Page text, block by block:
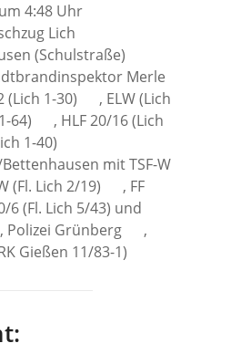
4:48 Uhr
Lich
(Schulstraße)
Merle
(Lich 1-30)
, ELW (Lich
64)
, HLF 20/16 (Lich
1-40)
Bettenhausen mit TSF-W
(Fl. Lich 2/19)
, FF
6 (Fl. Lich 5/43) und
, Polizei Grünberg
,
Gießen 11/83-1)